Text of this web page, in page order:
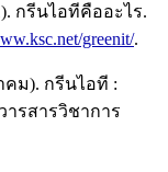
กรีนไอทีคืออะไร.
greenit/.
คม). กรีนไอที :
ารสารวิชาการ